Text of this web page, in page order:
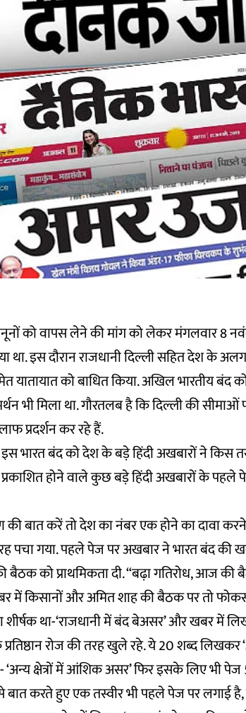
को वापस लेने की मांग को लेकर मंगलवार 8
था. इस दौरान राजधानी दिल्ली सहित देश के
यातायात को बाधित किया. अखिल भारतीय बंद
भी मिला था. गौरतलब है कि दिल्ली की
प्रदर्शन कर रहे हैं.
भारत बंद को देश के बड़े हिंदी अखबारों ने किस
होने वाले कुछ बड़े हिंदी अखबारों के पहले
बात करें तो देश का नंबर एक होने का दावा
पचा गया. पहले पेज पर अखबार ने भारत बंद की
बैठक को प्राथमिकता दी. “बढ़ा गतिरोध, आज
में किसानों और अमित शाह की बैठक पर तो फोकस
शीर्षक था-‘राजधानी में बंद बेअसर’ और खबर में
प्रतिष्ठान रोज की तरह खुले रहे. ये 20 शब्द
‘अन्य क्षेत्रों में आंशिक असर’ फिर इसके लिए भी
बात करते हुए एक तस्वीर भी पहले पेज पर लगाई